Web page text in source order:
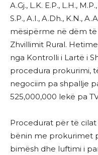
A.Gj., L.K. E.P., L.H.,
S.P., A.I., A.Dh., K.N.,
mësipërme në dëm të
Zhvillimit Rural.
nga Kontrolli i Lartë i
procedura prokurimi,
negociim pa shpallje
525,000,000 lekë pa
Procedurat për të
bënin me prokurimet
bimësh dhe luftimi i